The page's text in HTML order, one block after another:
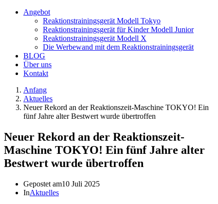
Angebot
Reaktionstrainingsgerät Modell Tokyo
Reaktionstrainingsgerät für Kinder Modell Junior
Reaktionstrainingsgerät Modell X
Die Werbewand mit dem Reaktionstrainingsgerät
BLOG
Über uns
Kontakt
Anfang
Aktuelles
Neuer Rekord an der Reaktionszeit-Maschine TOKYO! Ein
fünf Jahre alter Bestwert wurde übertroffen
Neuer Rekord an der Reaktionszeit-
Maschine TOKYO! Ein fünf Jahre alter
Bestwert wurde übertroffen
Gepostet am10 Juli 2025
InAktuelles